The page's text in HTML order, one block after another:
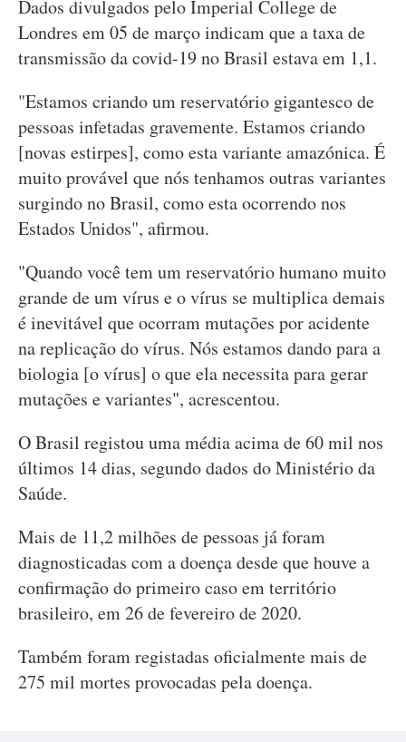
Dados divulgados pelo Imperial College de
Londres em 05 de março indicam que a taxa de
transmissão da covid-19 no Brasil estava em 1,1.
"Estamos criando um reservatório gigantesco de
pessoas infetadas gravemente. Estamos criando
[novas estirpes], como esta variante amazónica. É
muito provável que nós tenhamos outras variantes
surgindo no Brasil, como esta ocorrendo nos
Estados Unidos", afirmou.
"Quando você tem um reservatório humano muito
grande de um vírus e o vírus se multiplica demais
é inevitável que ocorram mutações por acidente
na replicação do vírus. Nós estamos dando para a
biologia [o vírus] o que ela necessita para gerar
mutações e variantes", acrescentou.
O Brasil registou uma média acima de 60 mil nos
últimos 14 dias, segundo dados do Ministério da
Saúde.
Mais de 11,2 milhões de pessoas já foram
diagnosticadas com a doença desde que houve a
confirmação do primeiro caso em território
brasileiro, em 26 de fevereiro de 2020.
Também foram registadas oficialmente mais de
275 mil mortes provocadas pela doença.